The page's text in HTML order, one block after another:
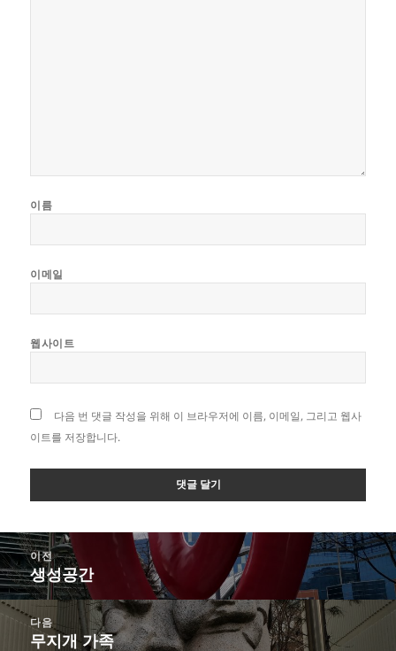
이름
이메일
웹사이트
다음 번 댓글 작성을 위해 이 브라우저에 이름, 이메일, 그리고 웹사
이트를 저장합니다.
글
탐
색
이전
이
전
글:
생성공간
다음
다
무지개 가족